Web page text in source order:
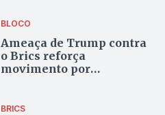
BLOCO
Ameaça de Trump contra
o Brics reforça
movimento por
BRICS